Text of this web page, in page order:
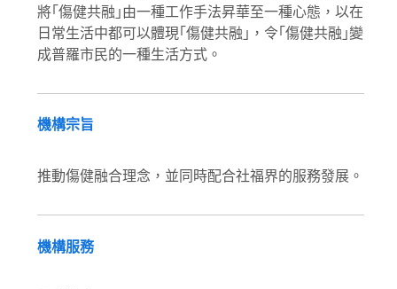
將｢傷健共融｣由一種工作手法昇華至一種心態，以在
日常生活中都可以體現｢傷健共融｣，令｢傷健共融｣變
成普羅市民的一種生活方式。
機構宗旨
推動傷健融合理念，並同時配合社福界的服務發展。
機構服務